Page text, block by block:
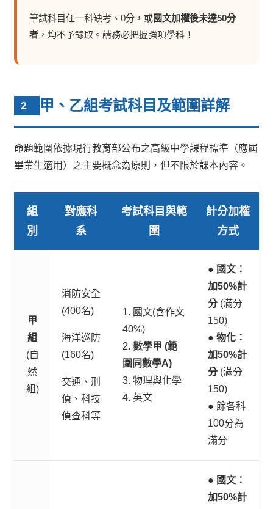
筆試科目任一科缺考、0分，或國文加權後未達50分
者 ，均不予錄取。請務必把握強項學科！
2 甲、乙組考試科目及範圍詳解
命題範圍依據現行教育部公布之高級中學課程標準（應屆
畢業生適用）之主要概念為原則，但不限於課本內容。
組
別
對應科
系
考試科目與範
圍
計分加權
方式
甲
組
(自
然
組)
消防安全
(400名)
海洋巡防
(160名)
交通、刑
偵、科技
偵查科等
1. 國文(含作文
40%)
2. 數學甲 (範
圍同數學A)
3. 物理與化學
4. 英文
● 國文：
加50%計
分(滿分
150)
● 物化：
加50%計
分(滿分
150)
● 餘各科
100分為
滿分
● 國文：
加50%計